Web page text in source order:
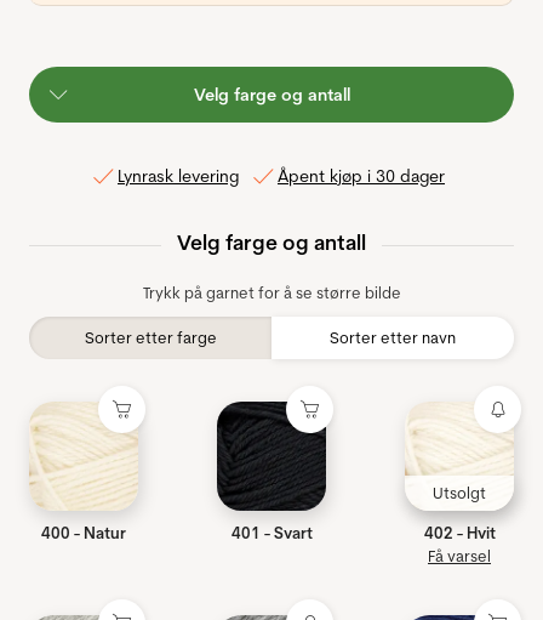
Velg farge og antall
Lynrask levering Åpent kjøp i 30 dager
Velg farge og antall
Trykk på garnet for å se større bilde
Sorter etter farge Sorter etter navn
400 - Natur 401 - Svart
Utsolgt
402 - Hvit
Få varsel